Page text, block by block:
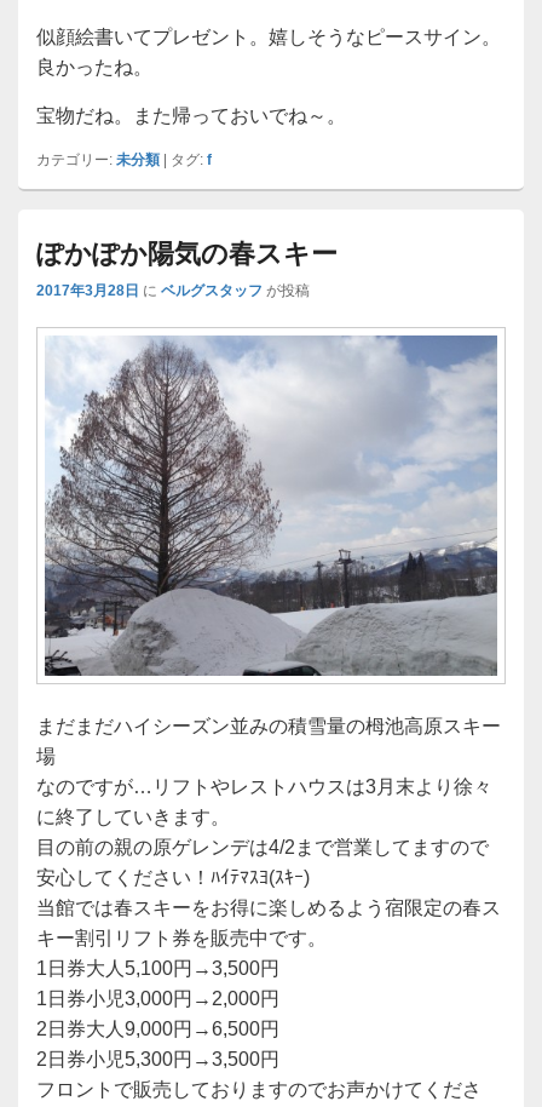
似顔絵書いてプレゼント。嬉しそうなピースサイン。
良かったね。
宝物だね。また帰っておいでね～。
カテゴリー: 未分類 | タグ: f
ぽかぽか陽気の春スキー
2017年3月28日 に ベルグスタッフ が投稿
まだまだハイシーズン並みの積雪量の栂池高原スキー
場
なのですが…リフトやレストハウスは3月末より徐々
に終了していきます。
目の前の親の原ゲレンデは4/2まで営業してますので
安心してください！ﾊｲﾃﾏｽﾖ(ｽｷｰ)
当館では春スキーをお得に楽しめるよう宿限定の春ス
キー割引リフト券を販売中です。
1日券大人5,100円→3,500円
1日券小児3,000円→2,000円
2日券大人9,000円→6,500円
2日券小児5,300円→3,500円
フロントで販売しておりますのでお声かけてくださ